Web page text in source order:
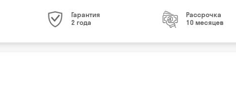
Гарантия
2 года
Рассрочка
10 месяцев